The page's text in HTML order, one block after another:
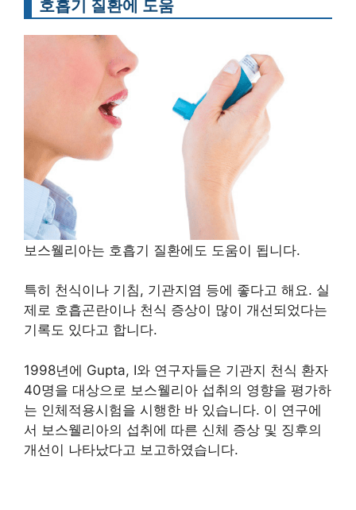
호흡기 질환에 도움
보스웰리아는 호흡기 질환에도 도움이 됩니다.
특히 천식이나 기침, 기관지염 등에 좋다고 해요. 실
제로 호흡곤란이나 천식 증상이 많이 개선되었다는
기록도 있다고 합니다.
1998년에 Gupta, I와 연구자들은 기관지 천식 환자
40명을 대상으로 보스웰리아 섭취의 영향을 평가하
는 인체적용시험을 시행한 바 있습니다. 이 연구에
서 보스웰리아의 섭취에 따른 신체 증상 및 징후의
개선이 나타났다고 보고하였습니다.